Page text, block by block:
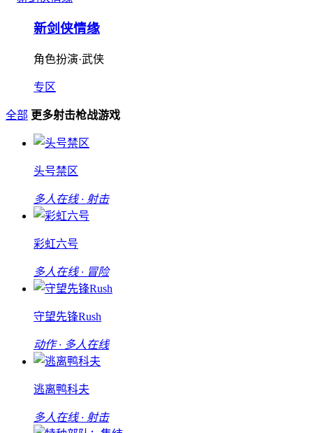
新剑侠情缘
角色扮演·武侠
专区
全部 更多射击枪战游戏
头号禁区
多人在线 · 射击
彩虹六号
多人在线 · 冒险
守望先锋Rush
动作 · 多人在线
逃离鸭科夫
多人在线 · 射击